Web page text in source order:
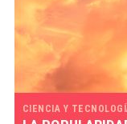
CIENCIA Y